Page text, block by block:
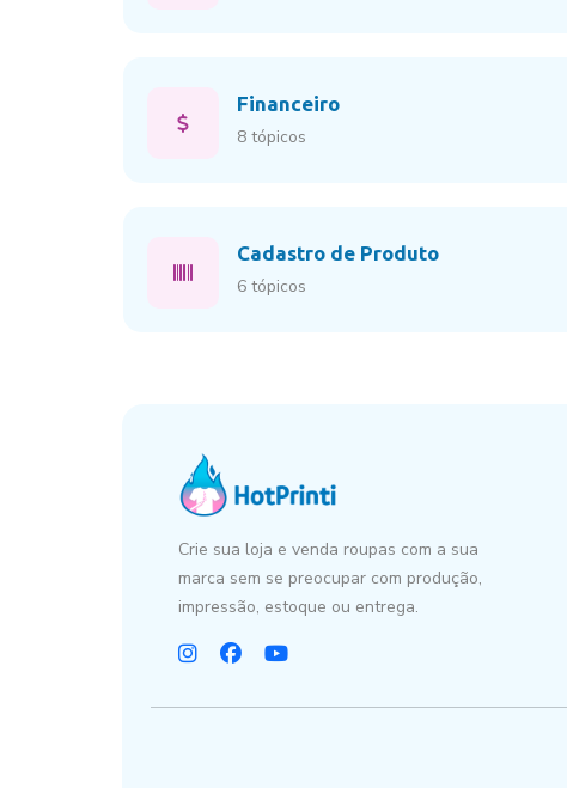
Financeiro
8 tópicos
Cadastro de Produto
6 tópicos
Crie sua loja e venda roupas com a sua
marca sem se preocupar com produção,
impressão, estoque ou entrega.